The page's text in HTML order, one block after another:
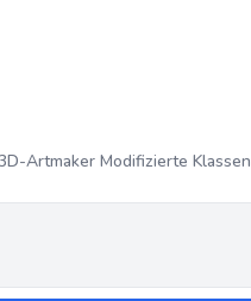
Artmaker Modifizierte Klassen